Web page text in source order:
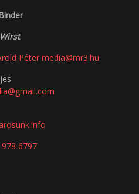
Péter media@mr3.hu
6797